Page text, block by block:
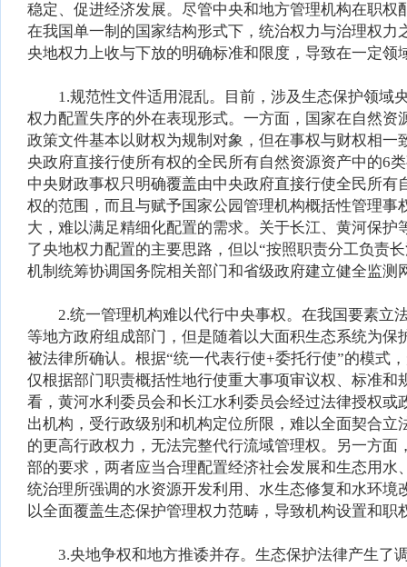
稳定、促进经济发展。尽管中央和地方管理机构在职
在我国单一制的国家结构形式下，统治权力与治理权
央地权力上收与下放的明确标准和限度，导致在一定
1.规范性文件适用混乱。目前，涉及生态保护领域
权力配置失序的外在表现形式。一方面，国家在自然
政策文件基本以财权为规制对象，但在事权与财权相
央政府直接行使所有权的全民所有自然资源资产中的6
中央财政事权只明确覆盖由中央政府直接行使全民所
权的范围，而且与赋予国家公园管理机构概括性管理
大，难以满足精细化配置的需求。关于长江、黄河保
了央地权力配置的主要思路，但以“按照职责分工负责
机制统筹协调国务院相关部门和省级政府建立健全监
2.统一管理机构难以代行中央事权。在我国要素立
等地方政府组成部门，但是随着以大面积生态系统为
被法律所确认。根据“统一代表行使+委托行使”的模式
仅根据部门职责概括性地行使重大事项审议权、标准
看，黄河水利委员会和长江水利委员会经过法律授权
出机构，受行政级别和机构定位所限，难以全面契合
的更高行政权力，无法完整代行流域管理权。另一方
部的要求，两者应当合理配置经济社会发展和生态用
统治理所强调的水资源开发利用、水生态修复和水环
以全面覆盖生态保护管理权力范畴，导致机构设置和
3.央地争权和地方推诿并存。生态保护法律产生了